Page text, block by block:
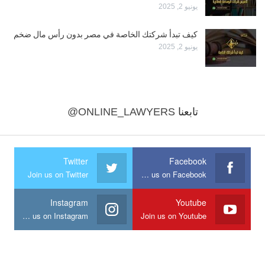
يونيو 2, 2025
كيف تبدأ شركتك الخاصة في مصر بدون رأس مال ضخم
يونيو 2, 2025
تابعنا@ONLINE_LAWYERS
Facebook
Join us on Facebook
Twitter
Join us on Twitter
Youtube
Join us on Youtube
Instagram
Join us on Instagram